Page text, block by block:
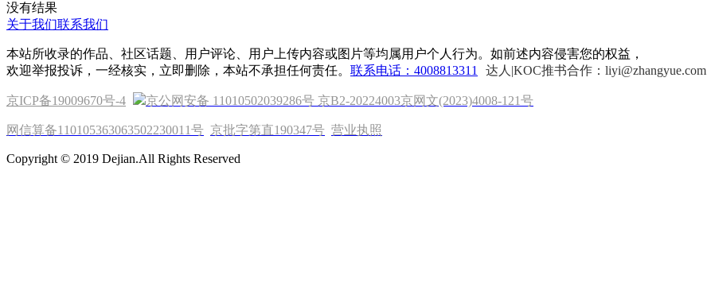
没有结果
关于我们联系我们
本站所收录的作品、社区话题、用户评论、用户上传内容或图片等均属用户个人行为。如前述内容侵害您的权益，
欢迎举报投诉，一经核实，立即删除，本站不承担任何责任。 联系电话：4008813311 达人|KOC推书合作：liyi@zhangyue.com
京ICP备19009670号-4 京公网安备 11010502039286号 京B2-20224003京网文(2023)4008-121号
网信算备110105363063502230011号 京批字第直190347号 营业执照
Copyright © 2019 Dejian.All Rights Reserved